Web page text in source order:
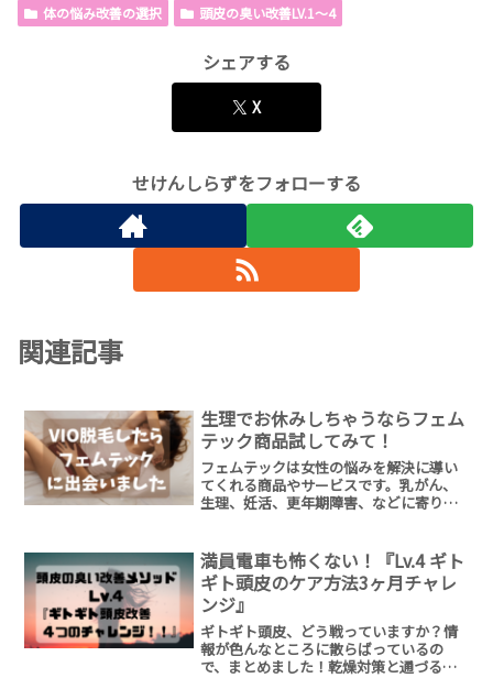
体の悩み改善の選択 頭皮の臭い改善LV.1〜4
シェアする
X
せけんしらずをフォローする
関連記事
生理でお休みしちゃうならフェム
テック商品試してみて！
フェムテックは女性の悩みを解決に導い
てくれる商品やサービスです。乳がん、
生理、妊活、更年期障害、などに寄り添
いきましょう！
満員電車も怖くない！『Lv.4 ギト
ギト頭皮のケア方法3ヶ月チャレ
ンジ』
ギトギト頭皮、どう戦っていますか？情
報が色んなところに散らばっているの
で、まとめました！乾燥対策と通づるも